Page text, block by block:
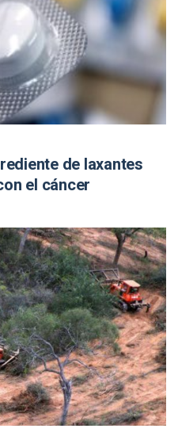
de laxantes
el cáncer